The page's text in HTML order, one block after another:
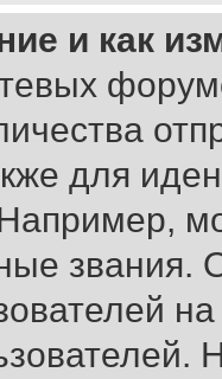
и как
для
звания.